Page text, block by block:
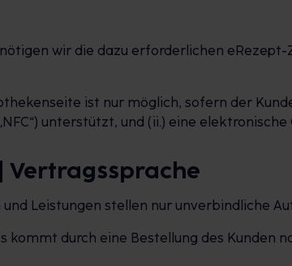
wir die dazu erforderlichen
ist nur möglich, sofern der
unterstützt, und (ii.) eine
Vertragssprache
Leistungen stellen nur unverbindliche
kommt durch eine Bestellung des Kunden